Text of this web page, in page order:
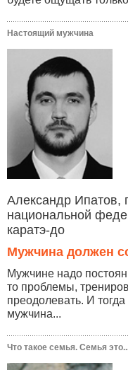
Настоящий мужчина
Александр Ипатов,
национальной
каратэ-до
Мужчина должен
Мужчине надо
то проблемы,
преодолевать. И
мужчина...
Что такое семья. Семья